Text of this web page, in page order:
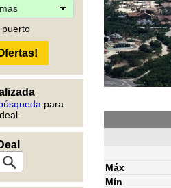
puerto
para
Máx
Mín